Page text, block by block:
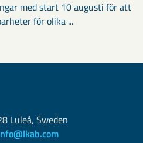
med start 10 augusti för att
för olika ...
Luleå, Sweden